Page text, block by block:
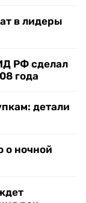
в лидеры
РФ сделал
года
детали
о ночной